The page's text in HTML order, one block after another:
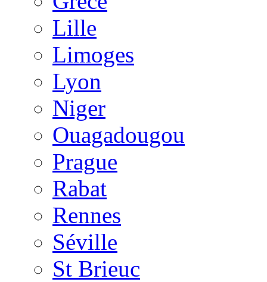
Lille
Limoges
Lyon
Niger
Ouagadougou
Prague
Rabat
Rennes
Séville
St Brieuc